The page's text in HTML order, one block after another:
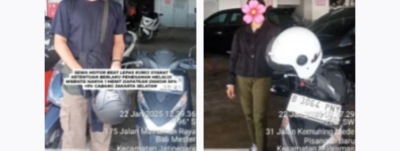
TNo Caption TNo Caption